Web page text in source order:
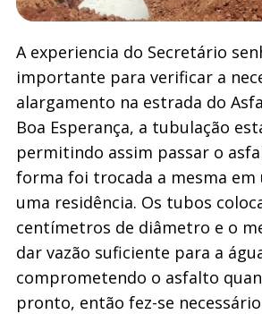
A experiencia do Secretário
importante para verificar a
alargamento na estrada do
Boa Esperança, a tubulação
permitindo assim passar o
forma foi trocada a mesma em
uma residência. Os tubos
centímetros de diâmetro e o
dar vazão suficiente para a
comprometendo o asfalto
pronto, então fez-se